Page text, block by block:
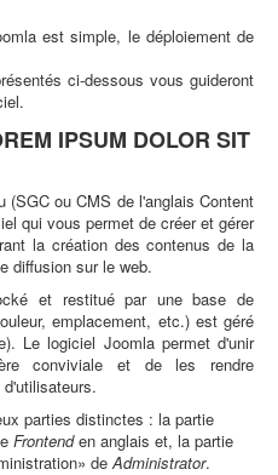
est simple, le déploiement de
ci-dessous vous guideront
IPSUM DOLOR SIT
(SGC ou CMS de l'anglais Content
qui vous permet de créer et gérer
la création des contenus de la
diffusion sur le web.
et restitué par une base de
emplacement, etc.) est géré
Le logiciel Joomla permet d'unir
conviviale et de les rendre
parties distinctes : la partie
Frontenden anglais et, la partie
de Administrator.